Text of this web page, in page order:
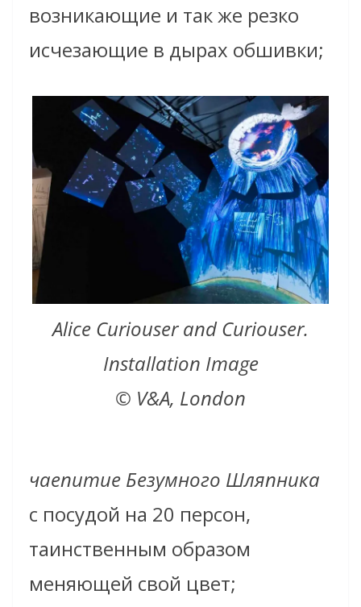
возникающие и так же резко
исчезающие в дырах обшивки;
Alice Curiouser and Curiouser.
Installation Image
© V&A, London
чаепитие Безумного Шляпника
с посудой на 20 персон,
таинственным образом
меняющей свой цвет;